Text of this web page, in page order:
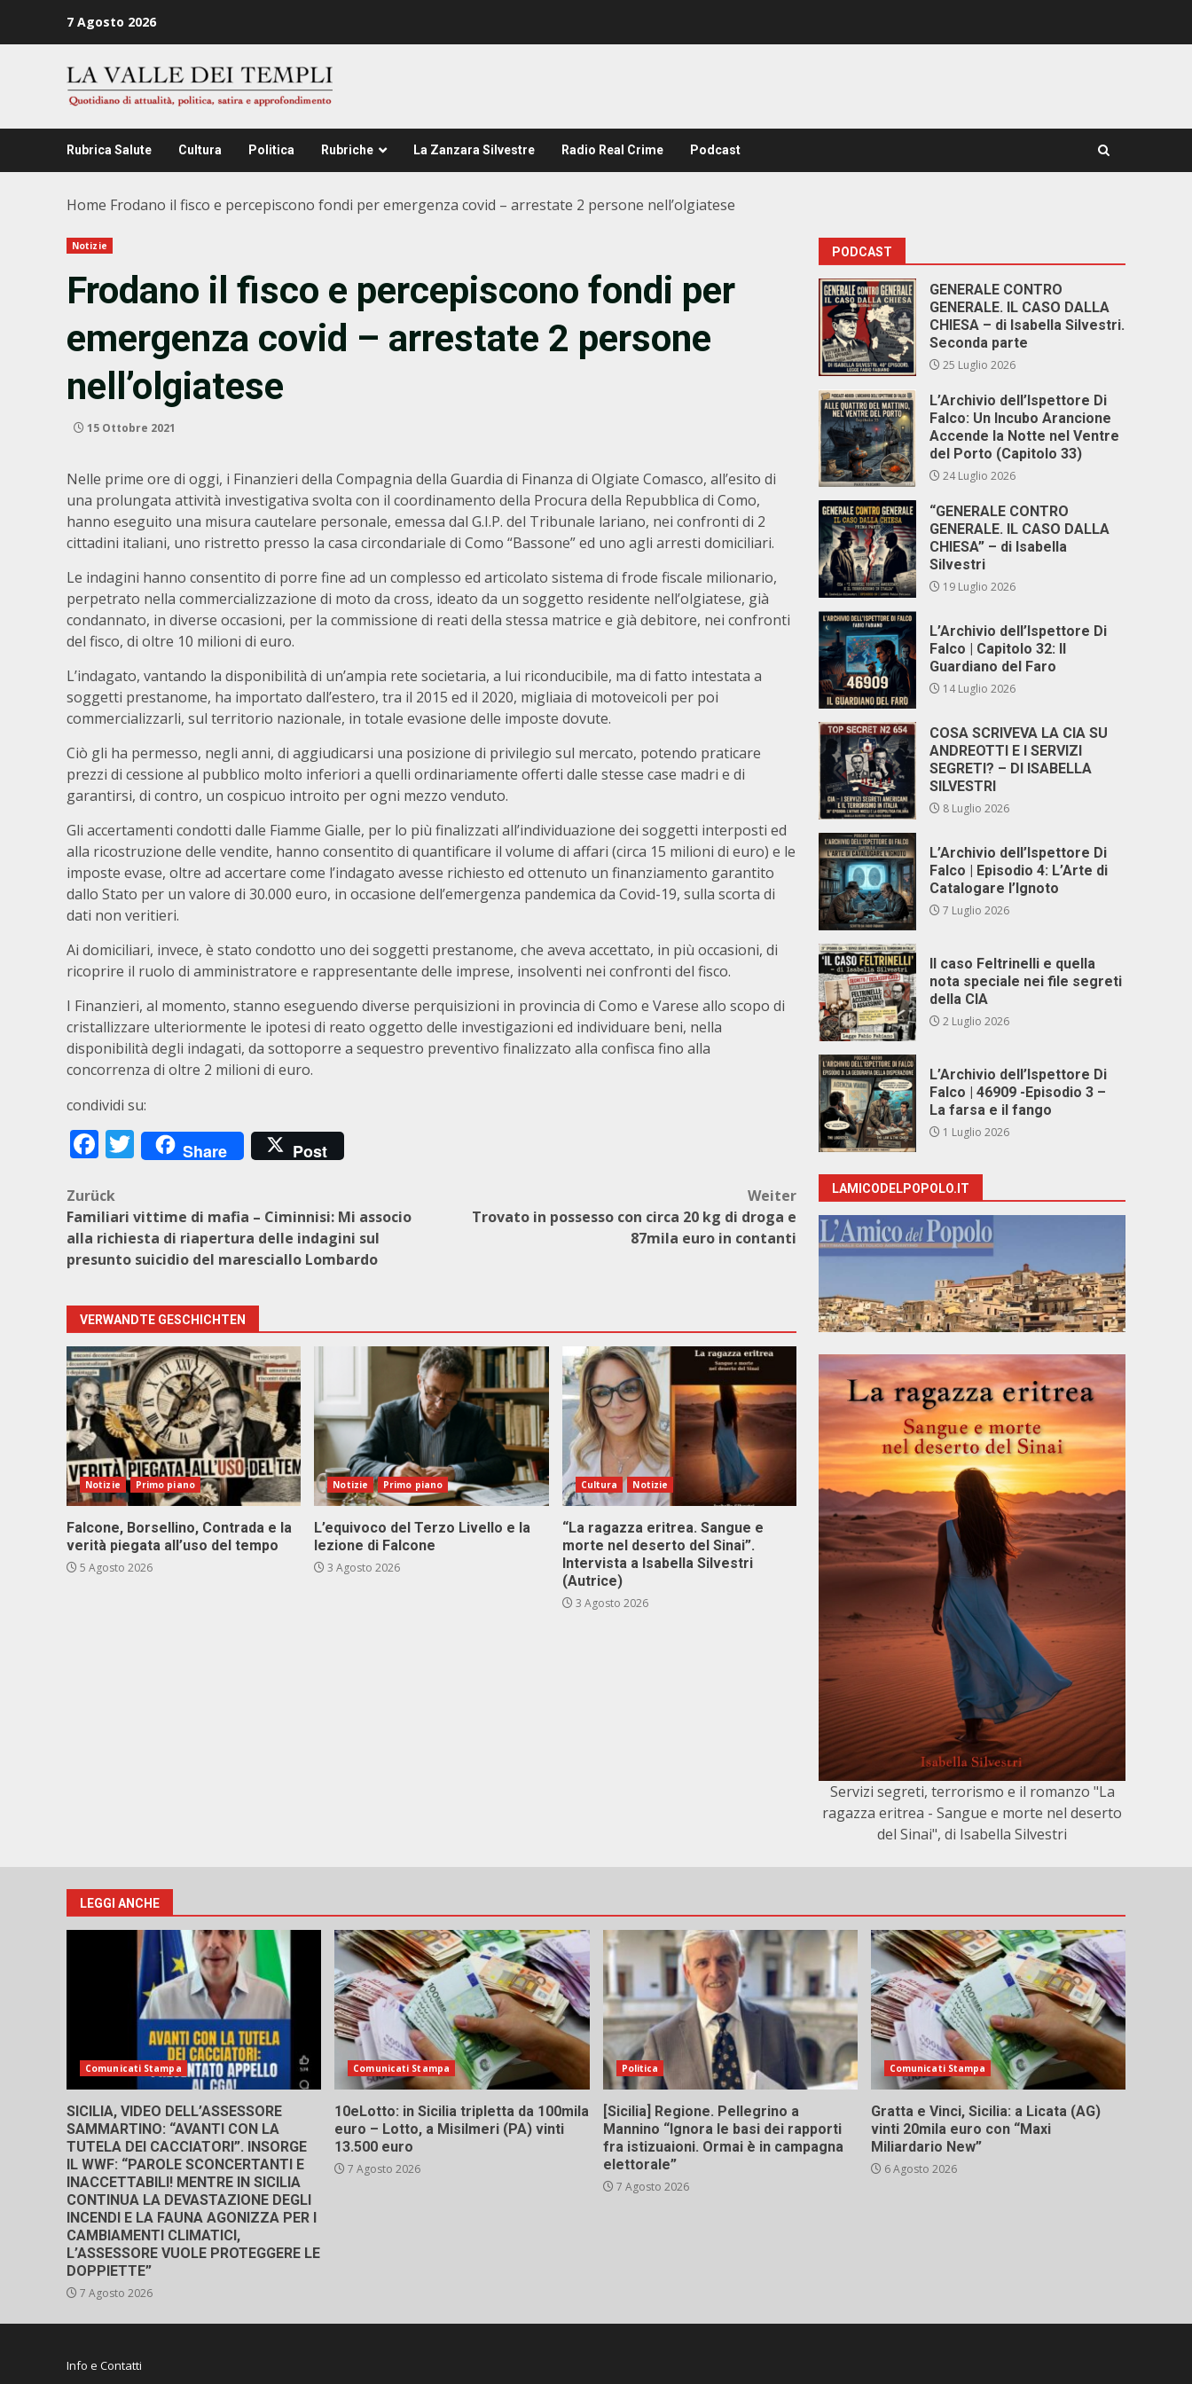
7 Agosto 2026
Rubrica Salute Cultura Politica Rubriche La Zanzara Silvestre Radio Real Crime Podcast
Home Frodano il fisco e percepiscono fondi per emergenza covid – arrestate 2 persone nell’olgiatese
Notizie
Frodano il fisco e percepiscono fondi per
emergenza covid – arrestate 2 persone
nell’olgiatese
15 Ottobre 2021
Nelle prime ore di oggi, i Finanzieri della Compagnia della Guardia di Finanza di Olgiate Comasco, all’esito di
una prolungata attività investigativa svolta con il coordinamento della Procura della Repubblica di Como,
hanno eseguito una misura cautelare personale, emessa dal G.I.P. del Tribunale lariano, nei confronti di 2
cittadini italiani, uno ristretto presso la casa circondariale di Como “Bassone” ed uno agli arresti domiciliari.
Le indagini hanno consentito di porre fine ad un complesso ed articolato sistema di frode fiscale milionario,
perpetrato nella commercializzazione di moto da cross, ideato da un soggetto residente nell’olgiatese, già
condannato, in diverse occasioni, per la commissione di reati della stessa matrice e già debitore, nei confronti
del fisco, di oltre 10 milioni di euro.
L’indagato, vantando la disponibilità di un’ampia rete societaria, a lui riconducibile, ma di fatto intestata a
soggetti prestanome, ha importato dall’estero, tra il 2015 ed il 2020, migliaia di motoveicoli per poi
commercializzarli, sul territorio nazionale, in totale evasione delle imposte dovute.
Ciò gli ha permesso, negli anni, di aggiudicarsi una posizione di privilegio sul mercato, potendo praticare
prezzi di cessione al pubblico molto inferiori a quelli ordinariamente offerti dalle stesse case madri e di
garantirsi, di contro, un cospicuo introito per ogni mezzo venduto.
Gli accertamenti condotti dalle Fiamme Gialle, per lo più finalizzati all’individuazione dei soggetti interposti ed
alla ricostruzione delle vendite, hanno consentito di quantificare il volume di affari (circa 15 milioni di euro) e le
imposte evase, oltre ad accertare come l’indagato avesse richiesto ed ottenuto un finanziamento garantito
dallo Stato per un valore di 30.000 euro, in occasione dell’emergenza pandemica da Covid-19, sulla scorta di
dati non veritieri.
Ai domiciliari, invece, è stato condotto uno dei soggetti prestanome, che aveva accettato, in più occasioni, di
ricoprire il ruolo di amministratore e rappresentante delle imprese, insolventi nei confronti del fisco.
I Finanzieri, al momento, stanno eseguendo diverse perquisizioni in provincia di Como e Varese allo scopo di
cristallizzare ulteriormente le ipotesi di reato oggetto delle investigazioni ed individuare beni, nella
disponibilità degli indagati, da sottoporre a sequestro preventivo finalizzato alla confisca fino alla
concorrenza di oltre 2 milioni di euro.
condividi su:
Facebook
Twitter
Share Post
Beitragsnavigation
Zurück
Familiari vittime di mafia – Ciminnisi: Mi associo
alla richiesta di riapertura delle indagini sul
presunto suicidio del maresciallo Lombardo
Weiter
Trovato in possesso con circa 20 kg di droga e
87mila euro in contanti
VERWANDTE GESCHICHTEN
Notizie Primo piano
Falcone, Borsellino, Contrada e la
verità piegata all’uso del tempo
5 Agosto 2026
Notizie Primo piano
L’equivoco del Terzo Livello e la
lezione di Falcone
3 Agosto 2026
Cultura Notizie
“La ragazza eritrea. Sangue e
morte nel deserto del Sinai”.
Intervista a Isabella Silvestri
(Autrice)
3 Agosto 2026
PODCAST
GENERALE CONTRO
GENERALE. IL CASO DALLA
CHIESA – di Isabella Silvestri.
Seconda parte
25 Luglio 2026
L’Archivio dell’Ispettore Di
Falco: Un Incubo Arancione
Accende la Notte nel Ventre
del Porto (Capitolo 33)
24 Luglio 2026
“GENERALE CONTRO
GENERALE. IL CASO DALLA
CHIESA” – di Isabella
Silvestri
19 Luglio 2026
L’Archivio dell’Ispettore Di
Falco | Capitolo 32: Il
Guardiano del Faro
14 Luglio 2026
COSA SCRIVEVA LA CIA SU
ANDREOTTI E I SERVIZI
SEGRETI? – DI ISABELLA
SILVESTRI
8 Luglio 2026
L’Archivio dell’Ispettore Di
Falco | Episodio 4: L’Arte di
Catalogare l’Ignoto
7 Luglio 2026
Il caso Feltrinelli e quella
nota speciale nei file segreti
della CIA
2 Luglio 2026
L’Archivio dell’Ispettore Di
Falco | 46909 -Episodio 3 –
La farsa e il fango
1 Luglio 2026
LAMICODELPOPOLO.IT
Servizi segreti, terrorismo e il romanzo "La
ragazza eritrea - Sangue e morte nel deserto
del Sinai", di Isabella Silvestri
LEGGI ANCHE
Comunicati Stampa
SICILIA, VIDEO DELL’ASSESSORE
SAMMARTINO: “AVANTI CON LA
TUTELA DEI CACCIATORI”. INSORGE
IL WWF: “PAROLE SCONCERTANTI E
INACCETTABILI! MENTRE IN SICILIA
CONTINUA LA DEVASTAZIONE DEGLI
INCENDI E LA FAUNA AGONIZZA PER I
CAMBIAMENTI CLIMATICI,
L’ASSESSORE VUOLE PROTEGGERE LE
DOPPIETTE”
7 Agosto 2026
Comunicati Stampa
10eLotto: in Sicilia tripletta da 100mila
euro – Lotto, a Misilmeri (PA) vinti
13.500 euro
7 Agosto 2026
Politica
[Sicilia] Regione. Pellegrino a
Mannino “Ignora le basi dei rapporti
fra istizuaioni. Ormai è in campagna
elettorale”
7 Agosto 2026
Comunicati Stampa
Gratta e Vinci, Sicilia: a Licata (AG)
vinti 20mila euro con “Maxi
Miliardario New”
6 Agosto 2026
Info e Contatti